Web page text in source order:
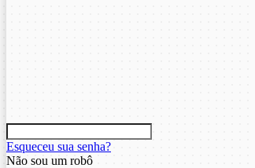
Esqueceu sua senha?
Não sou um robô